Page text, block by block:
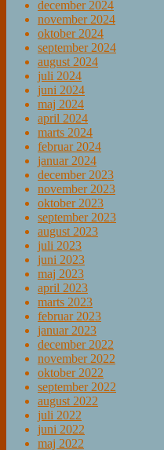
december 2024
november 2024
oktober 2024
september 2024
august 2024
juli 2024
juni 2024
maj 2024
april 2024
marts 2024
februar 2024
januar 2024
december 2023
november 2023
oktober 2023
september 2023
august 2023
juli 2023
juni 2023
maj 2023
april 2023
marts 2023
februar 2023
januar 2023
december 2022
november 2022
oktober 2022
september 2022
august 2022
juli 2022
juni 2022
maj 2022